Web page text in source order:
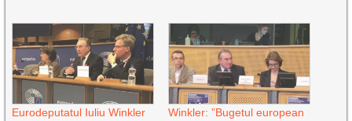
Eurodeputatul Iuliu Winkler
Winkler: ”Bugetul european